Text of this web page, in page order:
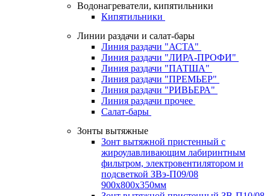
Водонагреватели, кипятильники
Кипятильники
Линии раздачи и салат-бары
Линия раздачи "АСТА"
Линия раздачи "ЛИРА-ПРОФИ"
Линия раздачи "ПАТША"
Линия раздачи "ПРЕМЬЕР"
Линия раздачи "РИВЬЕРА"
Линия раздачи прочее
Салат-бары
Зонты вытяжные
Зонт вытяжной пристенный с
жироулавливающим лабиринтным
фильтром, электровентилятором и
подсветкой ЗВэ-П09/08
900х800х350мм